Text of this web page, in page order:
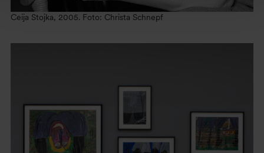
Ceija Stojka, 2005. Foto: Christa Schnepf